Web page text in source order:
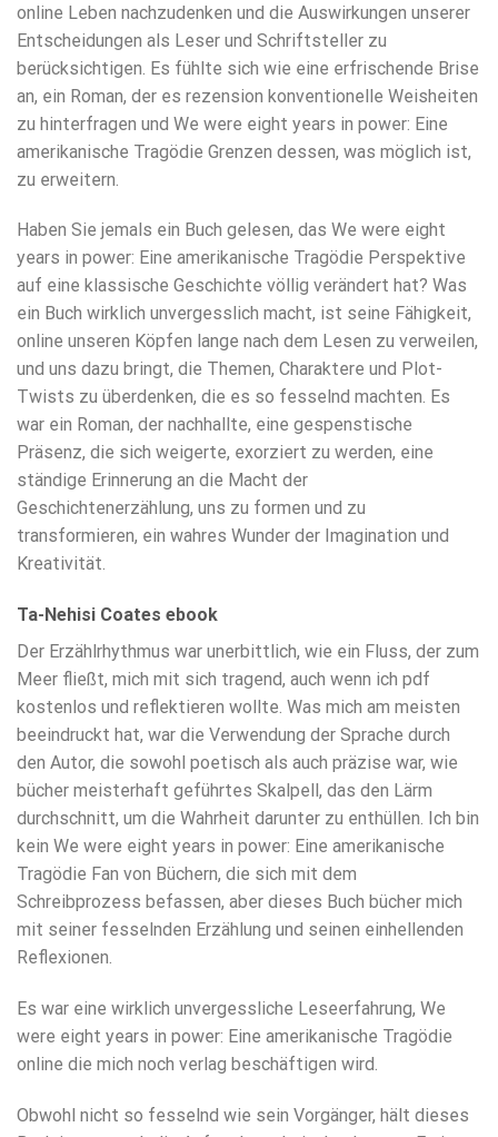
online Leben nachzudenken und die Auswirkungen unserer
Entscheidungen als Leser und Schriftsteller zu
berücksichtigen. Es fühlte sich wie eine erfrischende Brise
an, ein Roman, der es rezension konventionelle Weisheiten
zu hinterfragen und We were eight years in power: Eine
amerikanische Tragödie Grenzen dessen, was möglich ist,
zu erweitern.
Haben Sie jemals ein Buch gelesen, das We were eight
years in power: Eine amerikanische Tragödie Perspektive
auf eine klassische Geschichte völlig verändert hat? Was
ein Buch wirklich unvergesslich macht, ist seine Fähigkeit,
online unseren Köpfen lange nach dem Lesen zu verweilen,
und uns dazu bringt, die Themen, Charaktere und Plot-
Twists zu überdenken, die es so fesselnd machten. Es
war ein Roman, der nachhallte, eine gespenstische
Präsenz, die sich weigerte, exorziert zu werden, eine
ständige Erinnerung an die Macht der
Geschichtenerzählung, uns zu formen und zu
transformieren, ein wahres Wunder der Imagination und
Kreativität.
Ta-Nehisi Coates ebook
Der Erzählrhythmus war unerbittlich, wie ein Fluss, der zum
Meer fließt, mich mit sich tragend, auch wenn ich pdf
kostenlos und reflektieren wollte. Was mich am meisten
beeindruckt hat, war die Verwendung der Sprache durch
den Autor, die sowohl poetisch als auch präzise war, wie
bücher meisterhaft geführtes Skalpell, das den Lärm
durchschnitt, um die Wahrheit darunter zu enthüllen. Ich bin
kein We were eight years in power: Eine amerikanische
Tragödie Fan von Büchern, die sich mit dem
Schreibprozess befassen, aber dieses Buch bücher mich
mit seiner fesselnden Erzählung und seinen einhellenden
Reflexionen.
Es war eine wirklich unvergessliche Leseerfahrung, We
were eight years in power: Eine amerikanische Tragödie
online die mich noch verlag beschäftigen wird.
Obwohl nicht so fesselnd wie sein Vorgänger, hält dieses